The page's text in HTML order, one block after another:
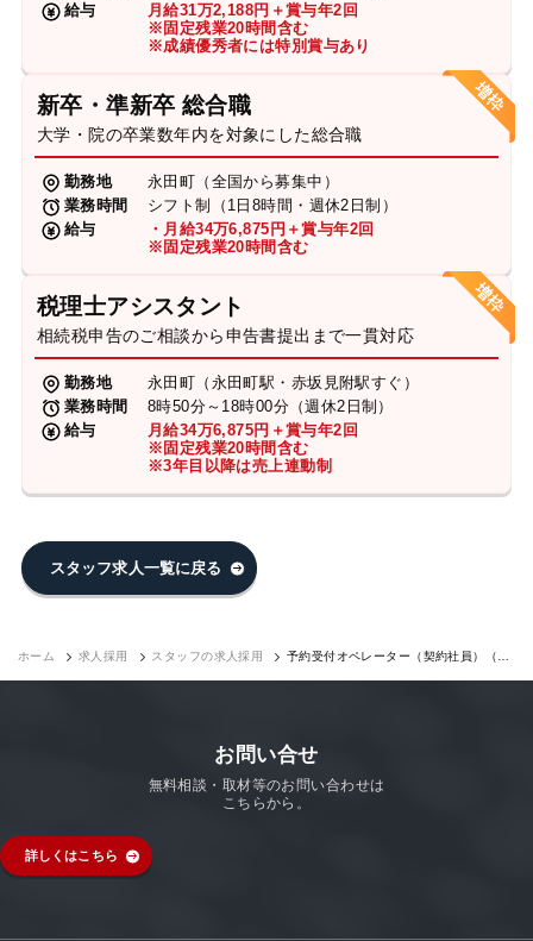
給与
月給31万2,188円＋賞与年2回
※固定残業20時間含む
※成績優秀者には特別賞与あり
新卒・準新卒 総合職
大学・院の卒業数年内を対象にした総合職
勤務地
永田町（全国から募集中）
業務時間
シフト制（1日8時間・週休2日制）
給与
・月給34万6,875円＋賞与年2回
※固定残業20時間含む
税理士アシスタント
相続税申告のご相談から申告書提出まで一貫対応
勤務地
永田町（永田町駅・赤坂見附駅すぐ）
業務時間
8時50分～18時00分（週休2日制）
給与
月給34万6,875円＋賞与年2回
※固定残業20時間含む
※3年目以降は売上連動制
スタッフ求人一覧に戻る
ホーム 求人採用 スタッフの求人採用
予約受付オペレーター（契約社員）（永
お問い合せ
無料相談・取材等のお問い合わせは
こちらから。
詳しくはこちら